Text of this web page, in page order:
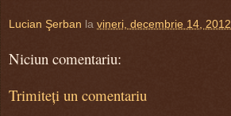
Lucian Şerban la vineri, decembrie 14, 2012
Niciun comentariu:
Trimiteți un comentariu